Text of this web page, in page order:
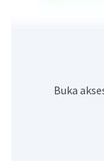
P(A) =
P(A) =
Buka